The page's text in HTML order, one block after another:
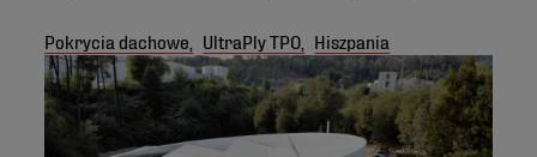
Pokrycia dachowe, UltraPly TPO, Hiszpania